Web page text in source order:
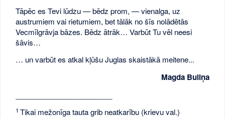
Tāpēc es Tevi lūdzu — bēdz prom, — vienalga, uz
austrumiem vai rietumiem, bet tālāk no šīs nolādētās
Vecmīlgrāvja bāzes. Bēdz ātrāk… Varbūt Tu vēl neesi
šāvis…
… un varbūt es atkal kļūšu Juglas skaistākā meitene...
Magda Buliņa
1Tikai mežonīga tauta grib neatkarību (krievu val.)